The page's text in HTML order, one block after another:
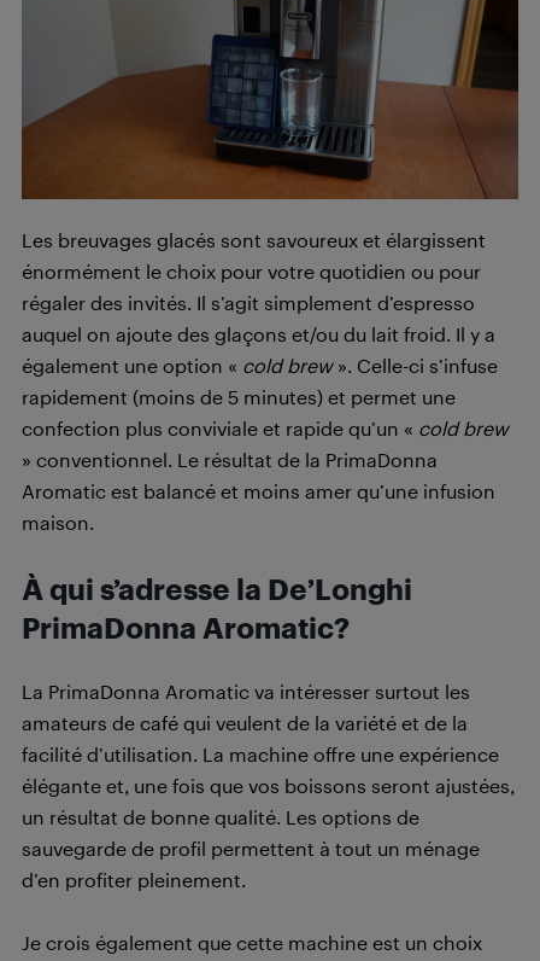
Les breuvages glacés sont savoureux et élargissent
énormément le choix pour votre quotidien ou pour
régaler des invités. Il s’agit simplement d’espresso
auquel on ajoute des glaçons et/ou du lait froid. Il y a
également une option « cold brew». Celle-ci s’infuse
rapidement (moins de 5 minutes) et permet une
confection plus conviviale et rapide qu’un « cold brew
» conventionnel. Le résultat de la PrimaDonna
Aromatic est balancé et moins amer qu’une infusion
maison.
À qui s’adresse la De’Longhi
PrimaDonna Aromatic?
La PrimaDonna Aromatic va intéresser surtout les
amateurs de café qui veulent de la variété et de la
facilité d’utilisation. La machine offre une expérience
élégante et, une fois que vos boissons seront ajustées,
un résultat de bonne qualité. Les options de
sauvegarde de profil permettent à tout un ménage
d’en profiter pleinement.
Je crois également que cette machine est un choix